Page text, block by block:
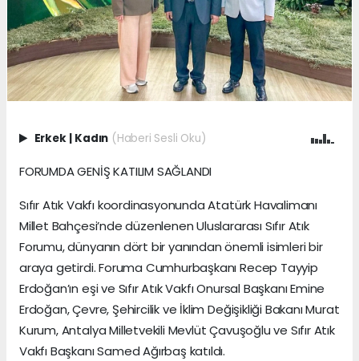
Erkek Kadın (Haberi Sesli Oku)
FORUMDA GENİŞ KATILIM SAĞLANDI
Sıfır Atık Vakfı koordinasyonunda Atatürk Havalimanı
Millet Bahçesi’nde düzenlenen Uluslararası Sıfır Atık
Forumu, dünyanın dört bir yanından önemli isimleri bir
araya getirdi. Foruma Cumhurbaşkanı Recep Tayyip
Erdoğan’ın eşi ve Sıfır Atık Vakfı Onursal Başkanı Emine
Erdoğan, Çevre, Şehircilik ve İklim Değişikliği Bakanı Murat
Kurum, Antalya Milletvekili Mevlüt Çavuşoğlu ve Sıfır Atık
Vakfı Başkanı Samed Ağırbaş katıldı.